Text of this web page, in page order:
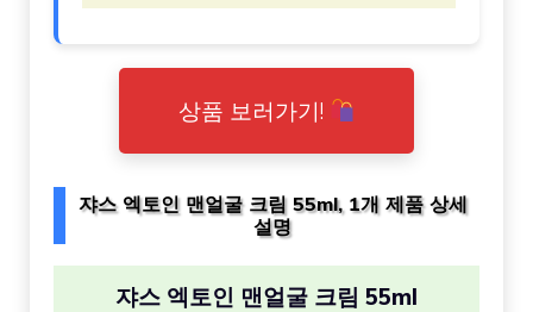
상품 보러가기!
쟈스 엑토인 맨얼굴 크림 55ml, 1개 제품 상세
설명
쟈스 엑토인 맨얼굴 크림 55ml